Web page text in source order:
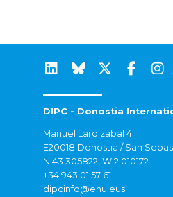
DIPC - Donostia
Manuel Lardizabal 4
E20018 Donostia / San
N 43.305822, W 2.010172
+34 943 01 57 61
dipcinfo@ehu.eus